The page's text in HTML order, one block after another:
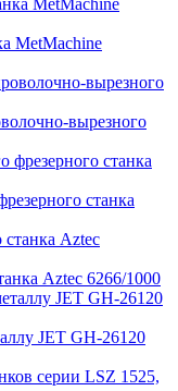
MetMachine
вырезного
станка
Aztec 6266/1000
JET GH-26120